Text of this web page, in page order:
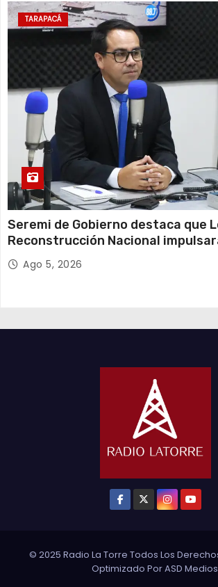
TARAPACÁ
Seremi de Gobierno destaca que
Reconstrucción Nacional
y el empleo en Tarapacá
Ago 5, 2026
© 2025 Radio La Torre Todos Los
Optimizado PorASD Medios